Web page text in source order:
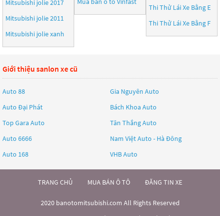
Mitsubishi jolie 2017
Mitsubishi jolie 2011
Mitsubishi jolie xanh
Thi Thử Lái Xe Bằng E
Thi Thử Lái Xe Bằng F
Giới thiệu sanlon xe cũ
Auto 88
Gia Nguyên Auto
Auto Đại Phát
Bách Khoa Auto
Top Gara Auto
Tân Thắng Auto
Auto 6666
Nam Việt Auto - Hà Đông
Auto 168
VHB Auto
TRANG CHỦ MUA BÁN Ô TÔ ĐĂNG TIN XE
2020 banotomitsubishi.com All Rights Reserved